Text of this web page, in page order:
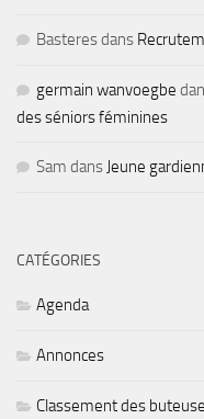
Basteresdans
germain wanvoegbe
des séniors féminines
Sam dans Jeune
CATÉGORIES
Agenda
Annonces
Classement des